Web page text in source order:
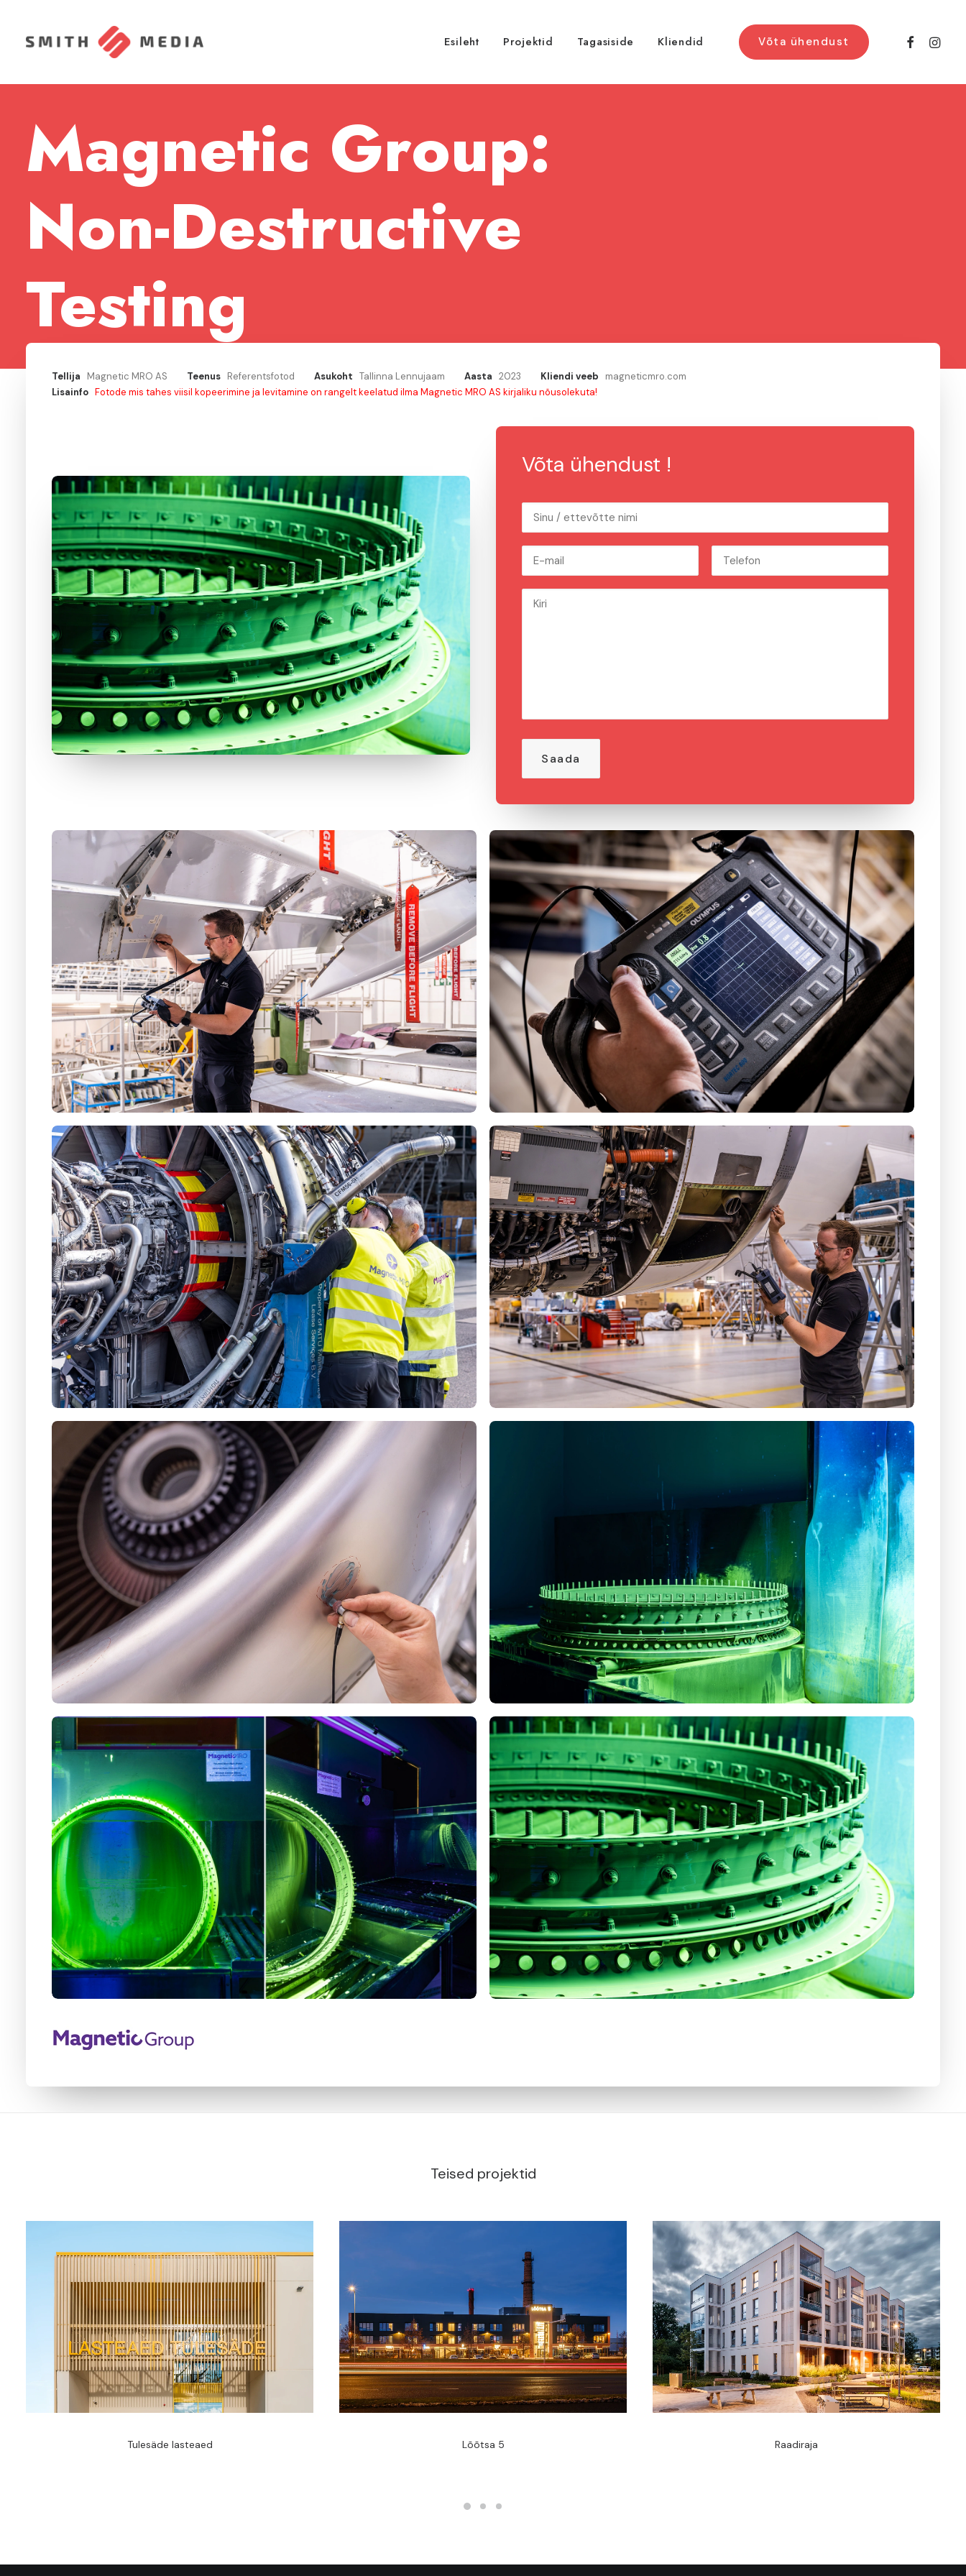
Esileht Projektid Tagasiside Kliendid Võta ühendust
Magnetic Group:
Non-Destructive
Testing
Tellija Magnetic MRO AS Teenus Referentsfotod Asukoht Tallinna Lennujaam Aasta 2023 Kliendi veeb
magneticmro.com
Lisainfo Fotode mis tahes viisil kopeerimine ja levitamine on rangelt keelatud ilma Magnetic MRO AS kirjaliku nõusolekuta!
Võta ühendust !
Teised projektid
Tulesäde lasteaed Lõõtsa 5 Raadiraja